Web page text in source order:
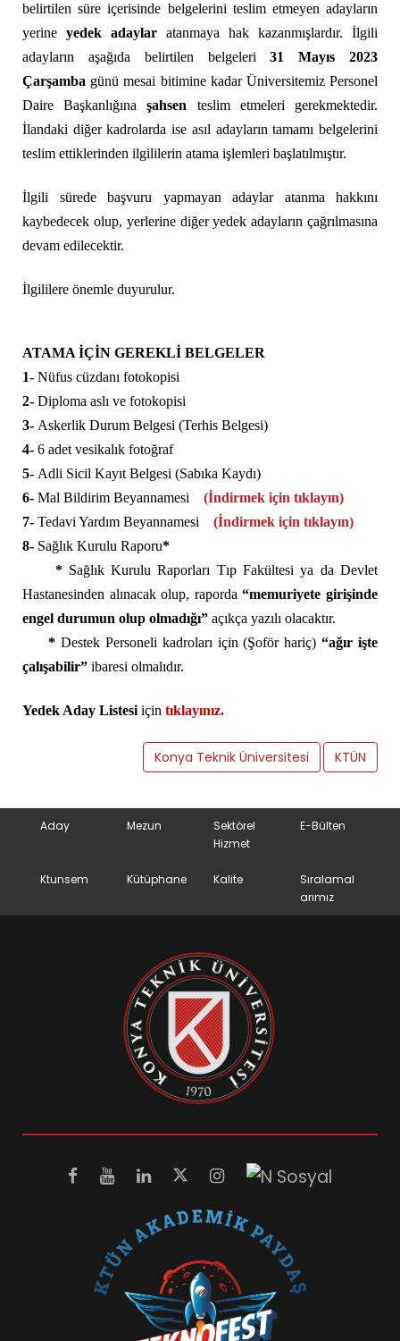
belirtilen süre içerisinde belgelerini teslim etmeyen adayların
yerine yedek adaylar atanmaya hak kazanmışlardır. İlgili
adayların aşağıda belirtilen belgeleri31 Mayıs 2023
Çarşamba günü mesai bitimine kadar Üniversitemiz Personel
Daire Başkanlığınaşahsen teslim etmeleri gerekmektedir.
İlandaki diğer kadrolarda ise asıl adayların tamamı belgelerini
teslim ettiklerinden ilgililerin atama işlemleri başlatılmıştır.
İlgili sürede başvuru yapmayan adaylar atanma hakkını
kaybedecek olup, yerlerine diğer yedek adayların çağrılmasına
devam edilecektir.
İlgililere önemle duyurulur.
ATAMA İÇİN GEREKLİ BELGELER
1- Nüfus cüzdanı fotokopisi
2- Diploma aslı ve fotokopisi
3- Askerlik Durum Belgesi (Terhis Belgesi)
4- 6 adet vesikalık fotoğraf
5- Adli Sicil Kayıt Belgesi (Sabıka Kaydı)
6- Mal Bildirim Beyannamesi
(İndirmek için tıklayın)
7- Tedavi Yardım Beyannamesi
(İndirmek için tıklayın)
8- Sağlık Kurulu Raporu*
* Sağlık Kurulu Raporları Tıp Fakültesi ya da Devlet
Hastanesinden alınacak olup, raporda“memuriyete girişinde
engel durumun olup olmadığı” açıkça yazılı olacaktır.
* Destek Personeli kadroları için (Şoför hariç)“ağır işte
çalışabilir” ibaresi olmalıdır.
Yedek Aday Listesiiçin tıklayınız.
Konya Teknik Üniversitesi KTÜN
Aday Mezun
Sektörel
Hizmet
E-Bülten
Ktunsem Kütüphane Kalite
Sıralamal
arımız